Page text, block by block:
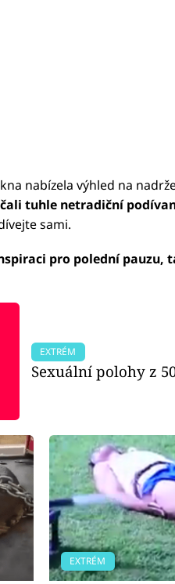
nabízela výhled na
tuhle netradiční
sami.
pro polední pauzu,
EXTRÉM
Sexuální polohy z
EXTRÉM